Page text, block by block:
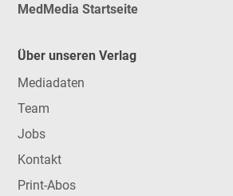
MedMedia Startseite
Über unseren Verlag
Mediadaten
Team
Jobs
Kontakt
Print-Abos